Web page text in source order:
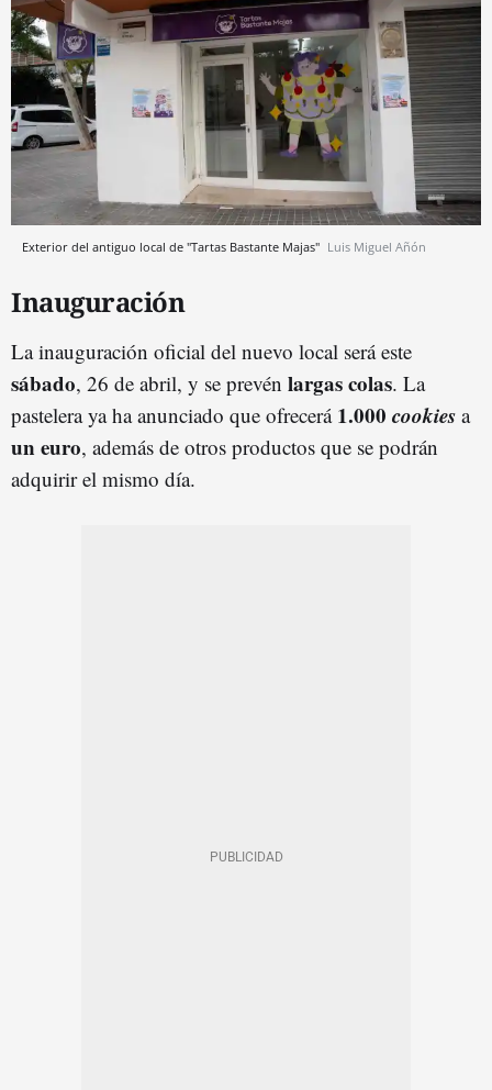
Exterior del antiguo local de "Tartas Bastante Majas" Luis Miguel Añón
Inauguración
La inauguración oficial del nuevo local será este
sábado, 26 de abril, y se prevén largas colas. La
pastelera ya ha anunciado que ofrecerá 1.000 cookies a
un euro, además de otros productos que se podrán
adquirir el mismo día.